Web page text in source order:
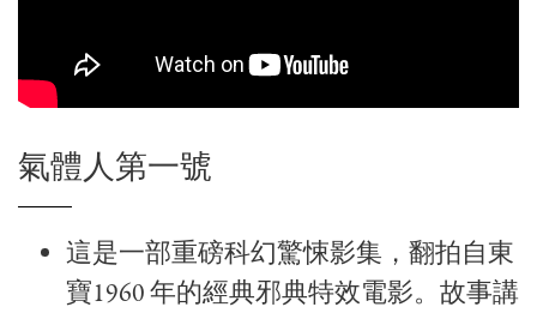
氣體人第一號
這是一部重磅科幻驚悚影集，翻拍自東
寶1960 年的經典邪典特效電影。故事講